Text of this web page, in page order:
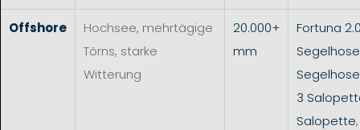
Offshore
Hochsee, mehrtägige
Törns, starke
Witterung
20.000+
mm
Fortuna
Segelhose
3
Salopette